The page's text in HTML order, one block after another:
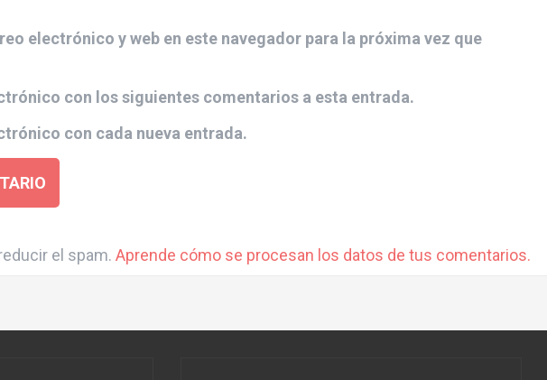
electrónico y web en este navegador para la próxima vez que
con los siguientes comentarios a esta entrada.
con cada nueva entrada.
el spam. Aprende cómo se procesan los datos de tus comentarios.